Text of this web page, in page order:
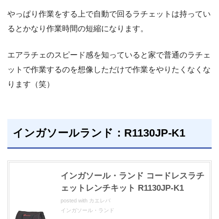
やっぱり作業をする上で自動で回るラチェットは持ってい
るとかなり作業時間の短縮になります。
エアラチェのスピード感を知っていると家で普通のラチェ
ットで作業するのを想像しただけで作業をやりたくなくな
ります（笑）
インガソールランド：R1130JP‐K1
インガソール・ランド コードレスラチ
ェットレンチキット R1130JP-K1
posted with カエレバ
インガソール・ランド